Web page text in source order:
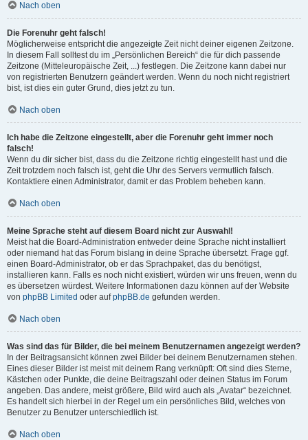
Nach oben
Die Forenuhr geht falsch!
Möglicherweise entspricht die angezeigte Zeit nicht deiner eigenen Zeitzone.
In diesem Fall solltest du im „Persönlichen Bereich“ die für dich passende
Zeitzone (Mitteleuropäische Zeit, ...) festlegen. Die Zeitzone kann dabei nur
von registrierten Benutzern geändert werden. Wenn du noch nicht registriert
bist, ist dies ein guter Grund, dies jetzt zu tun.
Nach oben
Ich habe die Zeitzone eingestellt, aber die Forenuhr geht immer noch
falsch!
Wenn du dir sicher bist, dass du die Zeitzone richtig eingestellt hast und die
Zeit trotzdem noch falsch ist, geht die Uhr des Servers vermutlich falsch.
Kontaktiere einen Administrator, damit er das Problem beheben kann.
Nach oben
Meine Sprache steht auf diesem Board nicht zur Auswahl!
Meist hat die Board-Administration entweder deine Sprache nicht installiert
oder niemand hat das Forum bislang in deine Sprache übersetzt. Frage ggf.
einen Board-Administrator, ob er das Sprachpaket, das du benötigst,
installieren kann. Falls es noch nicht existiert, würden wir uns freuen, wenn du
es übersetzen würdest. Weitere Informationen dazu können auf der Website
von phpBB Limited oder aufphpBB.de gefunden werden.
Nach oben
Was sind das für Bilder, die bei meinem Benutzernamen angezeigt werden?
In der Beitragsansicht können zwei Bilder bei deinem Benutzernamen stehen.
Eines dieser Bilder ist meist mit deinem Rang verknüpft: Oft sind dies Sterne,
Kästchen oder Punkte, die deine Beitragszahl oder deinen Status im Forum
angeben. Das andere, meist größere, Bild wird auch als „Avatar“ bezeichnet.
Es handelt sich hierbei in der Regel um ein persönliches Bild, welches von
Benutzer zu Benutzer unterschiedlich ist.
Nach oben